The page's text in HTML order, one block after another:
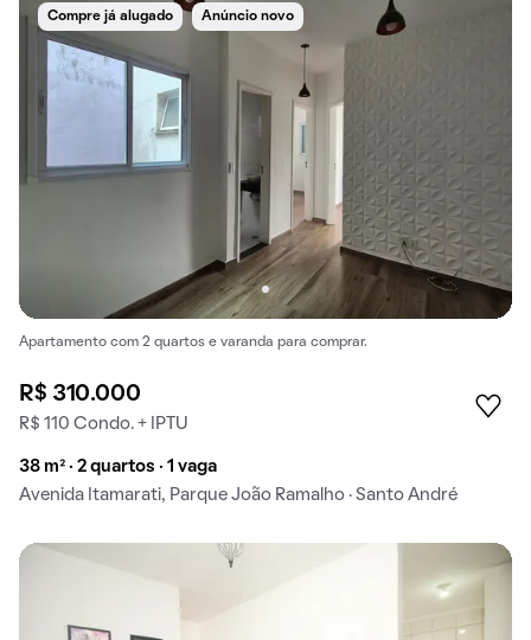
Compre já alugado Anúncio novo
Apartamento com 2 quartos e varanda para comprar.
R$ 310.000
R$ 110 Condo. + IPTU
38 m² · 2 quartos · 1 vaga
Avenida Itamarati, Parque João Ramalho · Santo André